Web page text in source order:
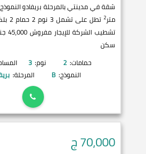
شقة في مدينتي بالمرحلة بريفادو
متر2
تطل
سكن
حمامات: 2 نوم: 3
النموذج: B المرحلة:
70,000ج